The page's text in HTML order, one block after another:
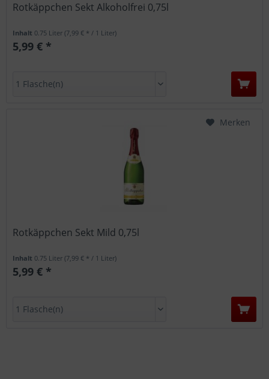
Rotkäppchen Sekt Alkoholfrei 0,75l
Inhalt 0.75 Liter(7,99 € * / 1 Liter)
5,99 € *
Rotkäppchen Sekt Mild 0,75l
Inhalt 0.75 Liter(7,99 € * / 1 Liter)
5,99 € *
Merken